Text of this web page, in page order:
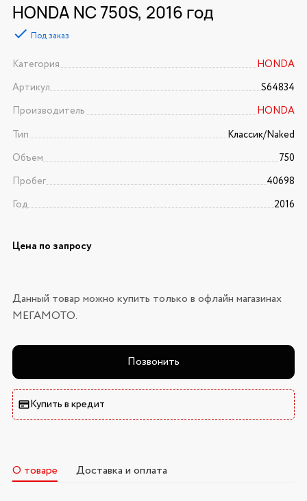
HONDA NC 750S, 2016 год
Под заказ
Категория
HONDA
Артикул
S64834
Производитель
HONDA
Тип
Классик/Naked
Объем
750
Пробег
40698
Год
2016
Цена по запросу
Данный товар можно купить только в офлайн магазинах
МЕГАМОТО.
Позвонить
Купить в кредит
О товаре Доставка и оплата